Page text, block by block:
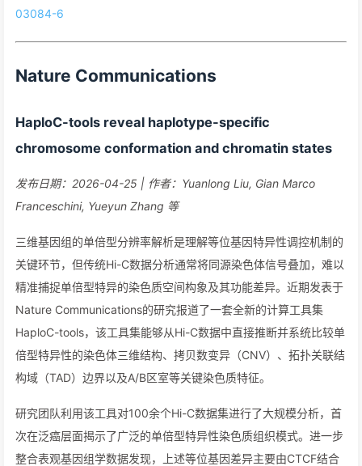
03084-6
Nature Communications
HaploC-tools reveal haplotype-specific
chromosome conformation and chromatin states
发布日期：2026-04-25 | 作者：Yuanlong Liu, Gian Marco
Franceschini, Yueyun Zhang 等
三维基因组的单倍型分辨率解析是理解等位基因特异性调控机制的
关键环节，但传统Hi-C数据分析通常将同源染色体信号叠加，难以
精准捕捉单倍型特异的染色质空间构象及其功能差异。近期发表于
Nature Communications的研究报道了一套全新的计算工具集
HaploC-tools，该工具集能够从Hi-C数据中直接推断并系统比较单
倍型特异性的染色体三维结构、拷贝数变异（CNV）、拓扑关联结
构域（TAD）边界以及A/B区室等关键染色质特征。
研究团队利用该工具对100余个Hi-C数据集进行了大规模分析，首
次在泛癌层面揭示了广泛的单倍型特异性染色质组织模式。进一步
整合表观基因组学数据发现，上述等位基因差异主要由CTCF结合